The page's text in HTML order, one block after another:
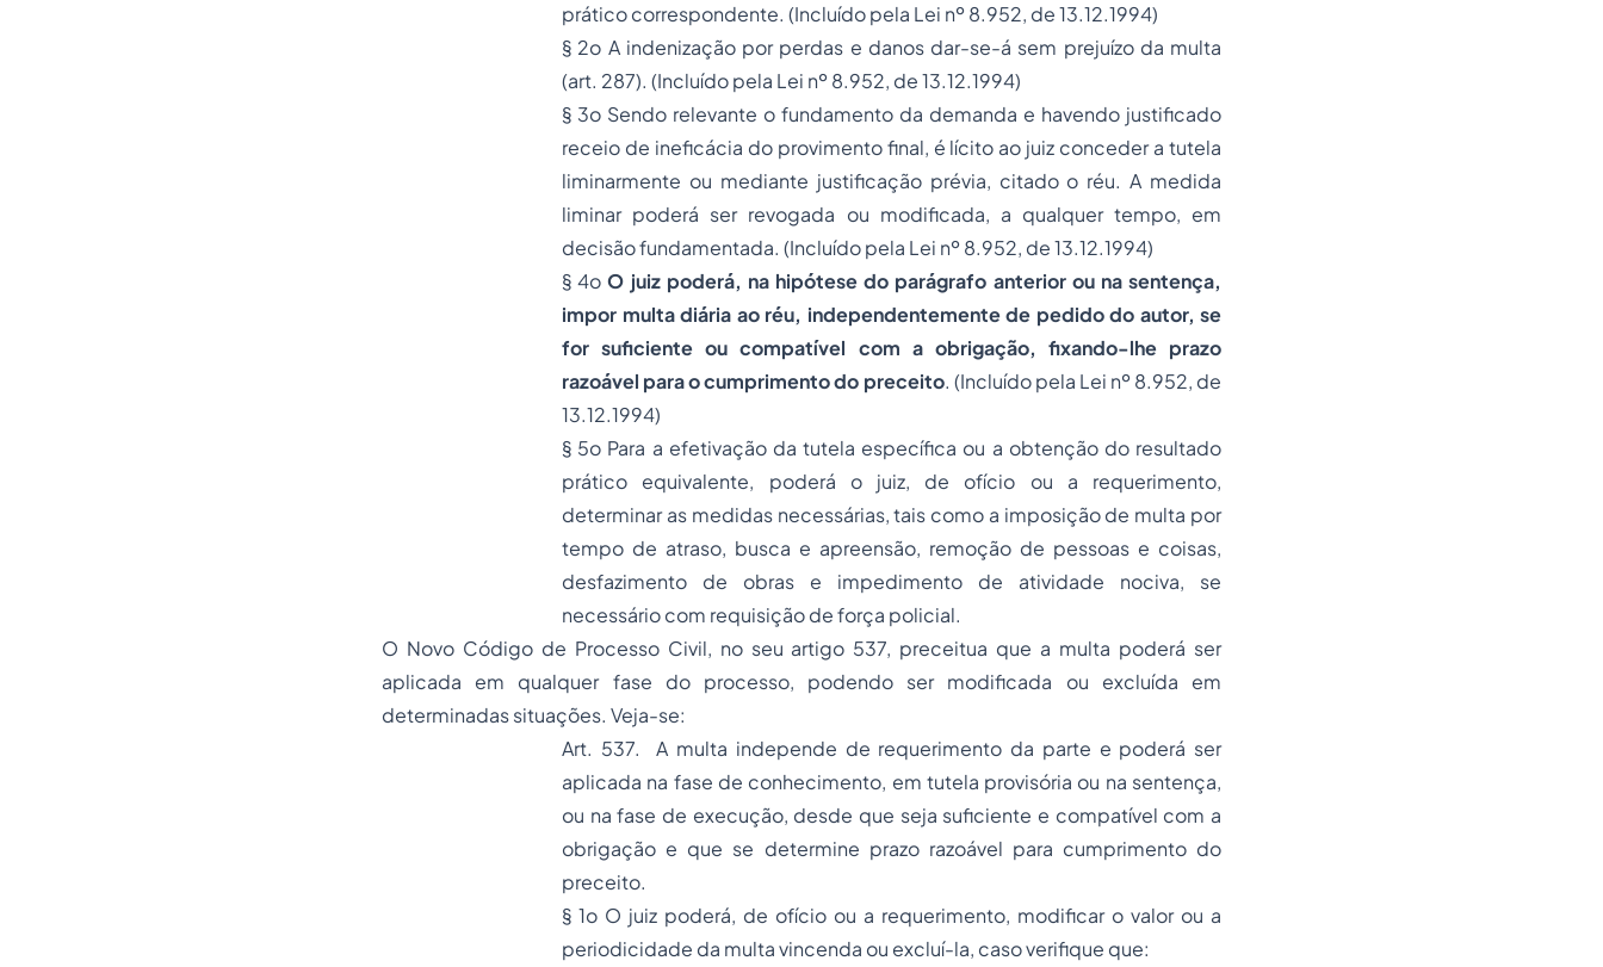
prático correspondente.(Incluído pela Lei nº 8.952, de 13.12.1994)
§ 2o A indenização por perdas e danos dar-se-á sem prejuízo da multa
(art. 287).(Incluído pela Lei nº 8.952, de 13.12.1994)
§ 3o Sendo relevante o fundamento da demanda e havendo justificado
receio de ineficácia do provimento final, é lícito ao juiz conceder a tutela
liminarmente ou mediante justificação prévia, citado o réu. A medida
liminar poderá ser revogada ou modificada, a qualquer tempo, em
decisão fundamentada.(Incluído pela Lei nº 8.952, de 13.12.1994)
§ 4oO juiz poderá, na hipótese do parágrafo anterior ou na sentença,
impor multa diária ao réu, independentemente de pedido do autor, se
for suficiente ou compatível com a obrigação, fixando-lhe prazo
razoável para o cumprimento do preceito. (Incluído pela Lei nº 8.952, de
13.12.1994)
§ 5o Para a efetivação da tutela específica ou a obtenção do resultado
prático equivalente, poderá o juiz, de ofício ou a requerimento,
determinar as medidas necessárias, tais como a imposição de multa por
tempo de atraso, busca e apreensão, remoção de pessoas e coisas,
desfazimento de obras e impedimento de atividade nociva, se
necessário com requisição de força policial.
O Novo Código de Processo Civil, no seu artigo 537, preceitua que a multa poderá ser
aplicada em qualquer fase do processo, podendo ser modificada ou excluída em
determinadas situações. Veja-se:
Art. 537. A multa independe de requerimento da parte e poderá ser
aplicada na fase de conhecimento, em tutela provisória ou na sentença,
ou na fase de execução, desde que seja suficiente e compatível com a
obrigação e que se determine prazo razoável para cumprimento do
preceito.
§ 1o O juiz poderá, de ofício ou a requerimento, modificar o valor ou a
periodicidade da multa vincenda ou excluí-la, caso verifique que: